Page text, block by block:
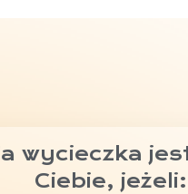
wycieczka
Ciebie, jeżeli: